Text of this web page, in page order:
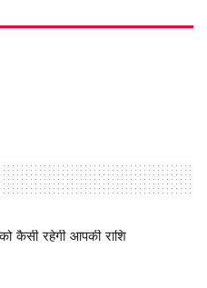
कैसी रहेगी आपकी राशि